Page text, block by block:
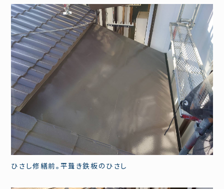
ひさし修繕前。平葺き鉄板のひさし